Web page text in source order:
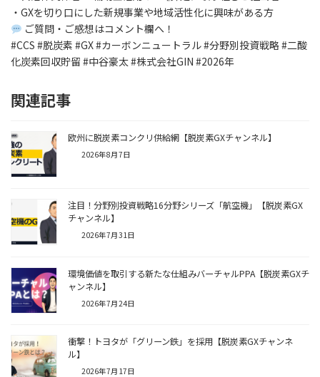
・GXを切り口にした新規事業や地域活性化に興味がある方
ご質問・ご感想はコメント欄へ！
#CCS #脱炭素 #GX #カーボンニュートラル #分野別投資戦略 #二酸
化炭素回収貯留 #中谷豪太 #株式会社GIN #2026年
関連記事
欧州に脱炭素コンクリ供給網【脱炭素GXチャンネル】
2026年8月7日
注目！分野別投資戦略16分野シリーズ「航空機」【脱炭素GX
チャンネル】
2026年7月31日
環境価値を取引する新たな仕組みバーチャルPPA【脱炭素GXチ
ャンネル】
2026年7月24日
衝撃！トヨタが「グリーン鉄」を採用【脱炭素GXチャンネ
ル】
2026年7月17日